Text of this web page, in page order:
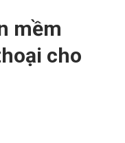
mềm
cho